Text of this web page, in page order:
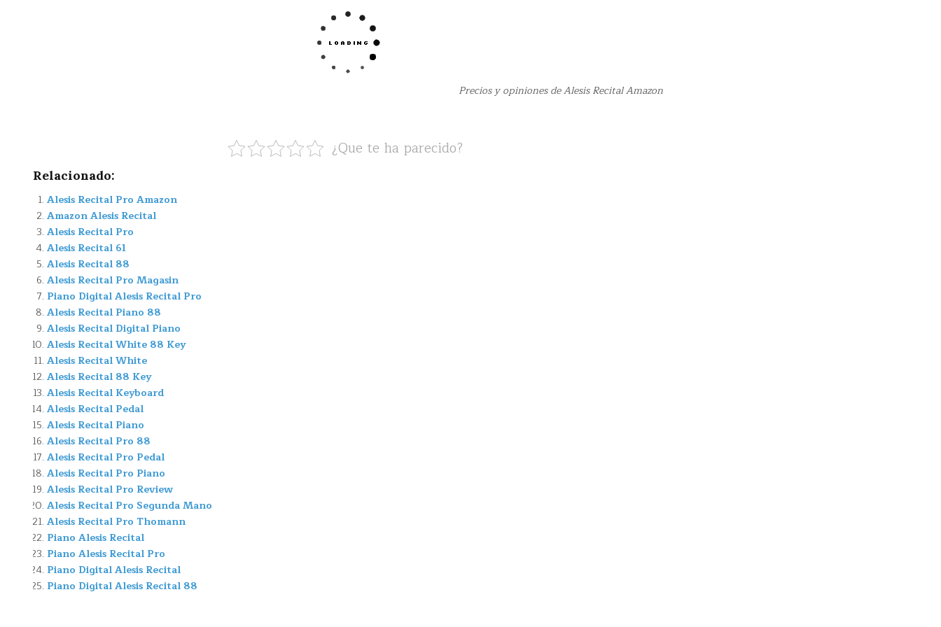
Precios y opiniones de Alesis Recital Amazon
¿Que te ha parecido?
Relacionado:
Alesis Recital Pro Amazon
Amazon Alesis Recital
Alesis Recital Pro
Alesis Recital 61
Alesis Recital 88
Alesis Recital Pro Magasin
Piano Digital Alesis Recital Pro
Alesis Recital Piano 88
Alesis Recital Digital Piano
Alesis Recital White 88 Key
Alesis Recital White
Alesis Recital 88 Key
Alesis Recital Keyboard
Alesis Recital Pedal
Alesis Recital Piano
Alesis Recital Pro 88
Alesis Recital Pro Pedal
Alesis Recital Pro Piano
Alesis Recital Pro Review
Alesis Recital Pro Segunda Mano
Alesis Recital Pro Thomann
Piano Alesis Recital
Piano Alesis Recital Pro
Piano Digital Alesis Recital
Piano Digital Alesis Recital 88